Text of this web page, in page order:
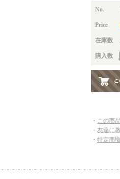
No.
Price
在庫数
購入数
・ この商
・ 友達に
・ 特定商